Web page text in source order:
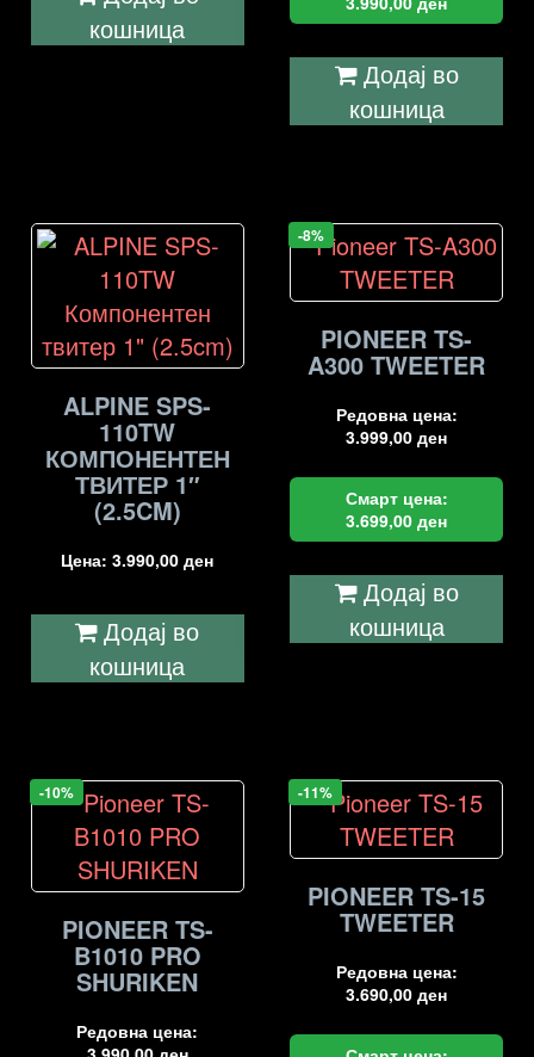
кошница
Додај во
кошница
ALPINE SPS-
110TW
КОМПОНЕНТЕН
ТВИТЕР 1″
(2.5CM)
Цена:3.990,00ден
Додај во
кошница
-8%
PIONEER TS-
A300 TWEETER
Редовна цена:
3.999,00ден
Смарт цена:
3.699,00ден
Додај во
кошница
-10%
PIONEER TS-
B1010 PRO
SHURIKEN
Редовна цена:
-11%
PIONEER TS-15
TWEETER
Редовна цена:
3.690,00ден